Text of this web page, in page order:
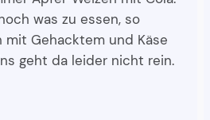
was zu essen, so
Gehacktem und Käse
geht da leider nicht rein.